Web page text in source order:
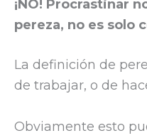
¡NO! Procrastinar
pereza, no es solo
La definición de
de trabajar, o de
Obviamente esto